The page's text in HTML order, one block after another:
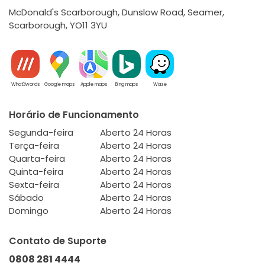
McDonald's Scarborough, Dunslow Road, Seamer,
Scarborough, YO11 3YU
What3words Google maps Apple maps Bing maps Waze
Horário de Funcionamento
Segunda-feira
Aberto 24 Horas
Terça-feira
Aberto 24 Horas
Quarta-feira
Aberto 24 Horas
Quinta-feira
Aberto 24 Horas
Sexta-feira
Aberto 24 Horas
Sábado
Aberto 24 Horas
Domingo
Aberto 24 Horas
Contato de Suporte
0808 281 4444